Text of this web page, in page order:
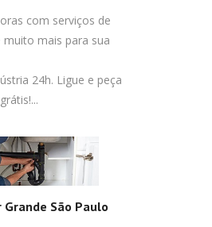
com serviços de
mais para sua
24h. Ligue e peça
Grande São Paulo